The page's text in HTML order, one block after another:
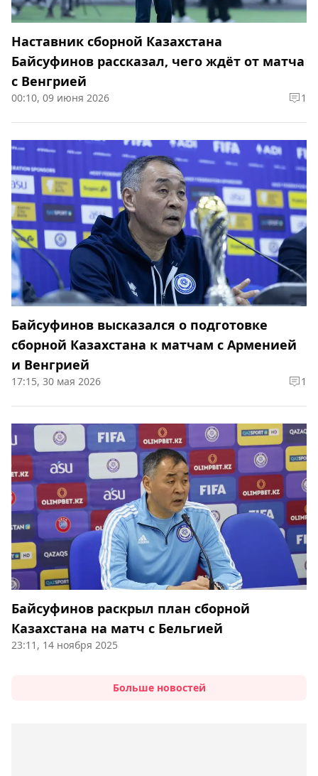
Наставник сборной Казахстана
Байсуфинов рассказал, чего ждёт от матча
с Венгрией
00:10, 09 июня 2026 1
Байсуфинов высказался о подготовке
сборной Казахстана к матчам с Арменией
и Венгрией
17:15, 30 мая 2026 1
Байсуфинов раскрыл план сборной
Казахстана на матч с Бельгией
23:11, 14 ноября 2025
Больше новостей